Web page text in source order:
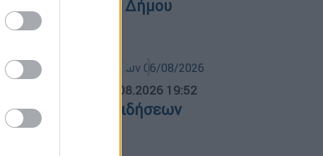
διεκδικήσεων του Δήμου
Θεσσαλονίκης
06.08.2026 19:52
Αθλητικό δελτίο ειδήσεων
06/08/2026